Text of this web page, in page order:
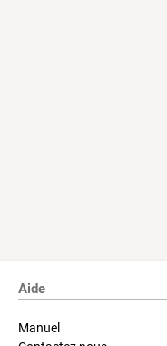
Aide
Manuel